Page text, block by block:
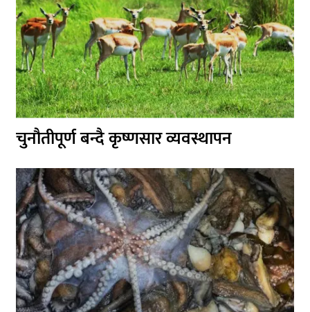
चुनौतीपूर्ण बन्दै कृष्णसार व्यवस्थापन